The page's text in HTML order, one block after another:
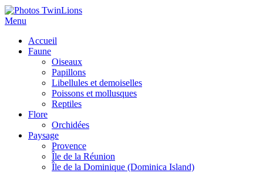
Menu
Accueil
Faune
Oiseaux
Papillons
Libellules et demoiselles
Poissons et mollusques
Reptiles
Flore
Orchidées
Paysage
Provence
Île de la Réunion
Île de la Dominique (Dominica Island)